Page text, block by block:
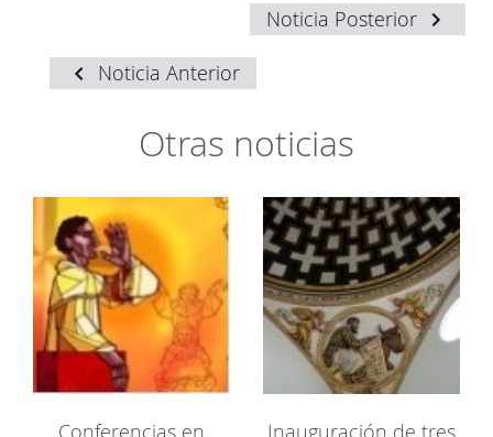
Noticia Posterior
Noticia Anterior
Otras noticias
Conferencias en
Inauguración de tres